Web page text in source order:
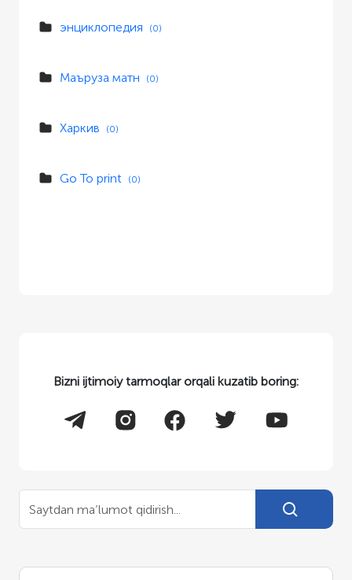
энциклопедия (0)
Маъруза матн (0)
Харкив (0)
Go To print (0)
Bizni ijtimoiy tarmoqlar orqali kuzatib boring: